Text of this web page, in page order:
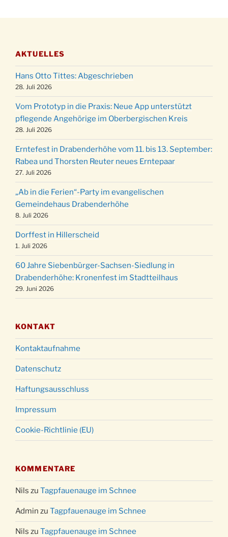
Stadtteilhaus um 19:00 Uhr
11.12.
Puer-Natus weihnachtliches Brauchtum am
Robert-Gassner-Hof um 17:00 Uhr
19.12.
Kinderbibeltag im Ev. Gemeindehaus von 10-
12 Uhr
20.12.
Weihnachts-Konzert des Honterus Chors in
der Kirche um 17:00 Uhr
24.12.
Familiengottesdienst mit Krippenspiel im Ev.
Gemeindehaus um 15:00 Uhr
24.12. Familiengottesdienst in der FeG um 16 Uhr
24.12.
Weihnachtsgottesdienst in der Kirche um
15:00 Uhr
24.12.
Weihnachtsgottesdienst in der Kirche um
18:00 Uhr
24.12.
Christmette mit der ev. Jugend in der Kirche
um 23:00 Uhr
31.12.
Gottesdienst zu Silvester in der Kirche um
18:00 Uhr
AKTUELLES
Hans Otto Tittes: Abgeschrieben
28. Juli 2026
Vom Prototyp in die Praxis: Neue App unterstützt
pflegende Angehörige im Oberbergischen Kreis
28. Juli 2026
Erntefest in Drabenderhöhe vom 11. bis 13. September:
Rabea und Thorsten Reuter neues Erntepaar
27. Juli 2026
„Ab in die Ferien“-Party im evangelischen
Gemeindehaus Drabenderhöhe
8. Juli 2026
Dorffest in Hillerscheid
1. Juli 2026
60 Jahre Siebenbürger-Sachsen-Siedlung in
Drabenderhöhe: Kronenfest im Stadtteilhaus
29. Juni 2026
KONTAKT
Kontaktaufnahme
Datenschutz
Haftungsausschluss
Impressum
Cookie-Richtlinie (EU)
KOMMENTARE
Nils zu Tagpfauenauge im Schnee
Admin zu Tagpfauenauge im Schnee
Nils zu Tagpfauenauge im Schnee